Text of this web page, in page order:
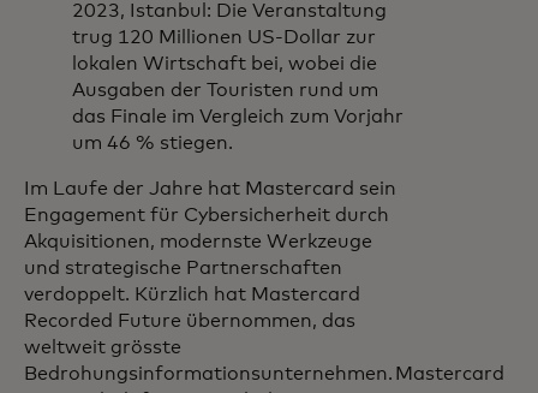
2023, Istanbul: Die Veranstaltung
trug 120 Millionen US-Dollar zur
lokalen Wirtschaft bei, wobei die
Ausgaben der Touristen rund um
das Finale im Vergleich zum Vorjahr
um 46 % stiegen.
Im Laufe der Jahre hat Mastercard sein
Engagement für Cybersicherheit durch
Akquisitionen, modernste Werkzeuge
und strategische Partnerschaften
verdoppelt. Kürzlich hat Mastercard
Recorded Future übernommen, das
weltweit grösste
Bedrohungsinformationsunternehmen. Mastercard